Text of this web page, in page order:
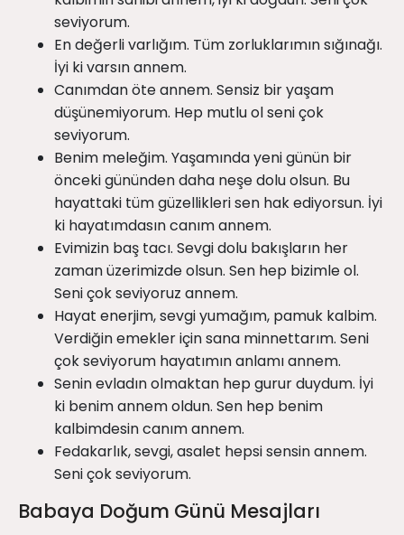
seviyorum.
En değerli varlığım. Tüm zorluklarımın sığınağı.
İyi ki varsın annem.
Canımdan öte annem. Sensiz bir yaşam
düşünemiyorum. Hep mutlu ol seni çok
seviyorum.
Benim meleğim. Yaşamında yeni günün bir
önceki gününden daha neşe dolu olsun. Bu
hayattaki tüm güzellikleri sen hak ediyorsun. İyi
ki hayatımdasın canım annem.
Evimizin baş tacı. Sevgi dolu bakışların her
zaman üzerimizde olsun. Sen hep bizimle ol.
Seni çok seviyoruz annem.
Hayat enerjim, sevgi yumağım, pamuk kalbim.
Verdiğin emekler için sana minnettarım. Seni
çok seviyorum hayatımın anlamı annem.
Senin evladın olmaktan hep gurur duydum. İyi
ki benim annem oldun. Sen hep benim
kalbimdesin canım annem.
Fedakarlık, sevgi, asalet hepsi sensin annem.
Seni çok seviyorum.
Babaya Doğum Günü Mesajları